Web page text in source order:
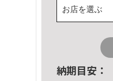
お店を選ぶ
納期目安：